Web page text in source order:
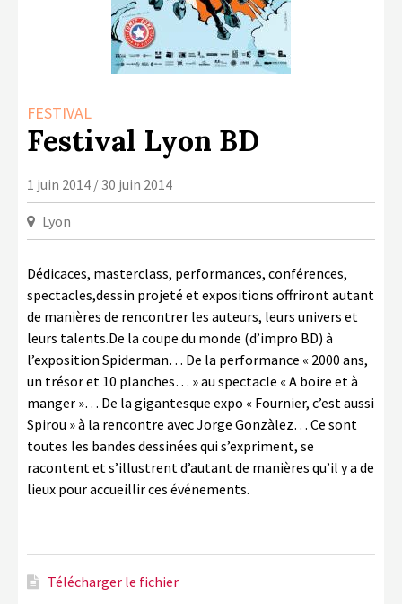
LA CULTURE AVEC LA COPIE
PRIVÉE
RAPPORT 2019 DE L’ACTION
FESTIVAL
Festival Lyon BD
1 juin 2014 / 30 juin 2014
Lyon
Dédicaces, masterclass, performances, conférences,
spectacles,dessin projeté et expositions offriront autant
de manières de rencontrer les auteurs, leurs univers et
leurs talents.De la coupe du monde (d’impro BD) à
l’exposition Spiderman… De la performance « 2000 ans,
un trésor et 10 planches… » au spectacle « A boire et à
manger »… De la gigantesque expo « Fournier, c’est aussi
Spirou » à la rencontre avec Jorge Gonzàlez… Ce sont
toutes les bandes dessinées qui s’expriment, se
racontent et s’illustrent d’autant de manières qu’il y a de
lieux pour accueillir ces événements.
Télécharger le fichier